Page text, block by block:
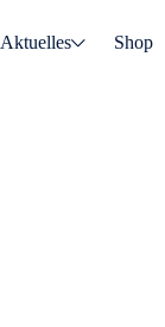
Aktuelles Shop